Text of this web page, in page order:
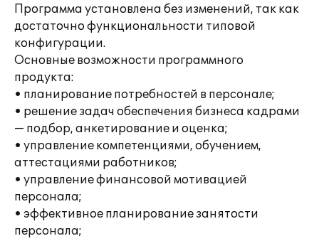
Программа установлена без изменений, так как
достаточно функциональности типовой
конфигурации.
Основные возможности программного
продукта:
• планирование потребностей в персонале;
• решение задач обеспечения бизнеса кадрами
— подбор, анкетирование и оценка;
• управление компетенциями, обучением,
аттестациями работников;
• управление финансовой мотивацией
персонала;
• эффективное планирование занятости
персонала;